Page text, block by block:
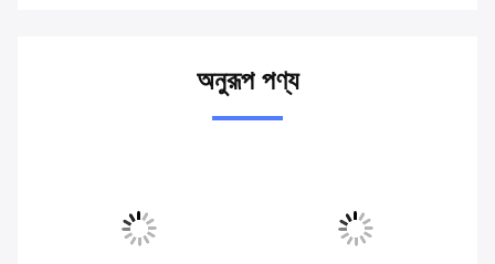
অনুরূপ পণ্য